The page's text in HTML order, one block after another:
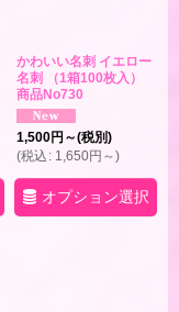
かわいい名刺 イエロー
名刺 （1箱100枚入）
商品No730
1,500円 ～(税別)
(税込 : 1,650円 ～)
オプション選択